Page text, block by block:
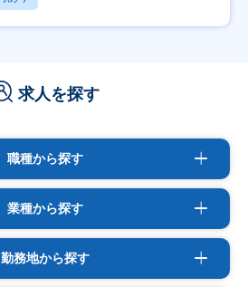
求人を探す
職種から探す
業種から探す
勤務地から探す